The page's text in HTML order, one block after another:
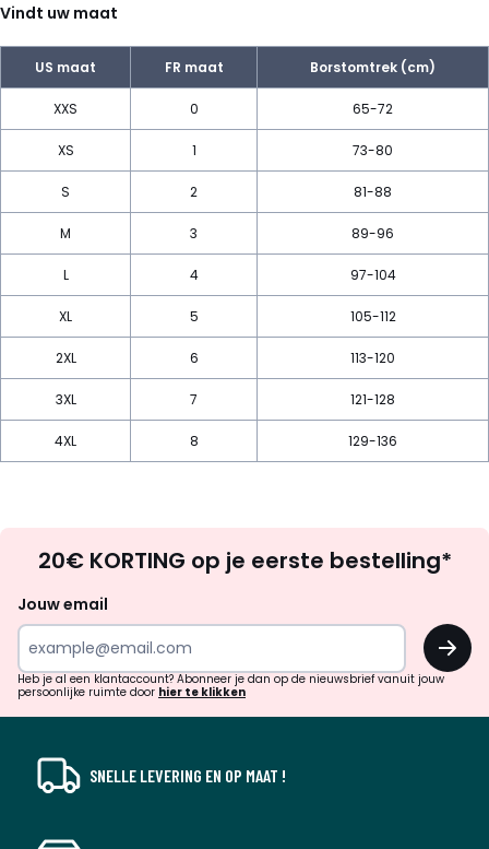
Vindt uw maat
US maat FR maat Borstomtrek (cm)
XXS 0 65-72
XS 1 73-80
S 2 81-88
M 3 89-96
L 4 97-104
XL 5 105-112
2XL 6 113-120
3XL 7 121-128
4XL 8 129-136
zoek
inspiratie
verrassingen?
20€ KORTING op je eerste bestelling*
Jouw email
OK
Heb je al een klantaccount? Abonneer je dan op de nieuwsbrief vanuit jouw
persoonlijke ruimte door hier te klikken
SNELLE LEVERING EN OP MAAT !